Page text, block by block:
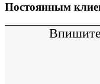
Постоянным